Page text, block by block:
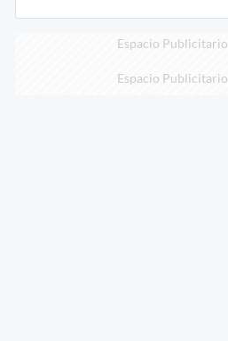
Espacio Publicitario
Espacio Publicitario